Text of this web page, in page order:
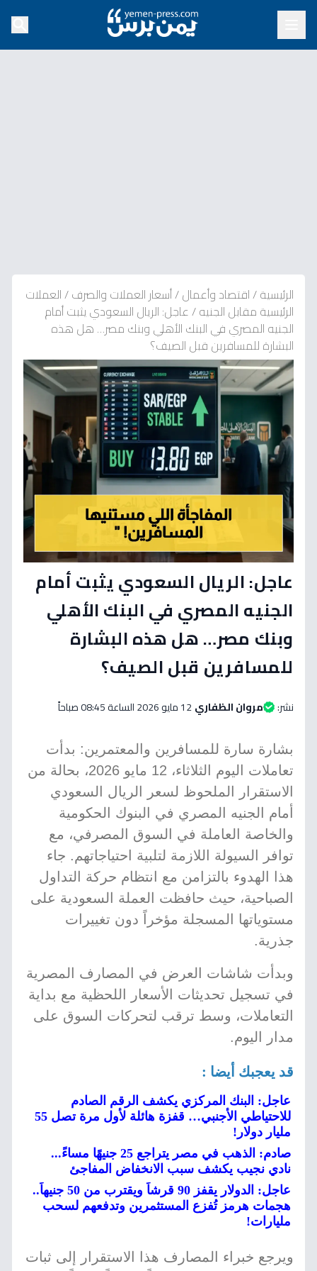
الرئيسية/اقتصاد وأعمال/أسعار العملات والصرف/العملات
الرئيسية مقابل الجنيه/عاجل: الريال السعودي يثبت أمام
الجنيه المصري في البنك الأهلي وبنك مصر… هل هذه
البشارة للمسافرين قبل الصيف؟
عاجل: الريال السعودي يثبت أمام
الجنيه المصري في البنك الأهلي
وبنك مصر… هل هذه البشارة
للمسافرين قبل الصيف؟
نشر: مروان الظفاري12 مايو 2026 الساعة 08:45 صباحاً
بشارة سارة للمسافرين والمعتمرين: بدأت
تعاملات اليوم الثلاثاء، 12 مايو 2026، بحالة من
الاستقرار الملحوظ لسعر الريال السعودي
أمام الجنيه المصري في البنوك الحكومية
والخاصة العاملة في السوق المصرفي، مع
توافر السيولة اللازمة لتلبية احتياجاتهم. جاء
هذا الهدوء بالتزامن مع انتظام حركة التداول
الصباحية، حيث حافظت العملة السعودية على
مستوياتها المسجلة مؤخراً دون تغييرات
جذرية.
وبدأت شاشات العرض في المصارف المصرية
في تسجيل تحديثات الأسعار اللحظية مع بداية
التعاملات، وسط ترقب لتحركات السوق على
مدار اليوم.
قد يعجبك أيضا :
عاجل: البنك المركزي يكشف الرقم الصادم
للاحتياطي الأجنبي… قفزة هائلة لأول مرة تصل 55
مليار دولار!
صادم: الذهب في مصر يتراجع 25 جنيهًا مساءً...
نادي نجيب يكشف سبب الانخفاض المفاجئ
عاجل: الدولار يقفز 90 قرشاً ويقترب من 50 جنيهاً..
هجمات هرمز تُفزع المستثمرين وتدفعهم لسحب
مليارات!
ويرجع خبراء المصارف هذا الاستقرار إلى ثبات